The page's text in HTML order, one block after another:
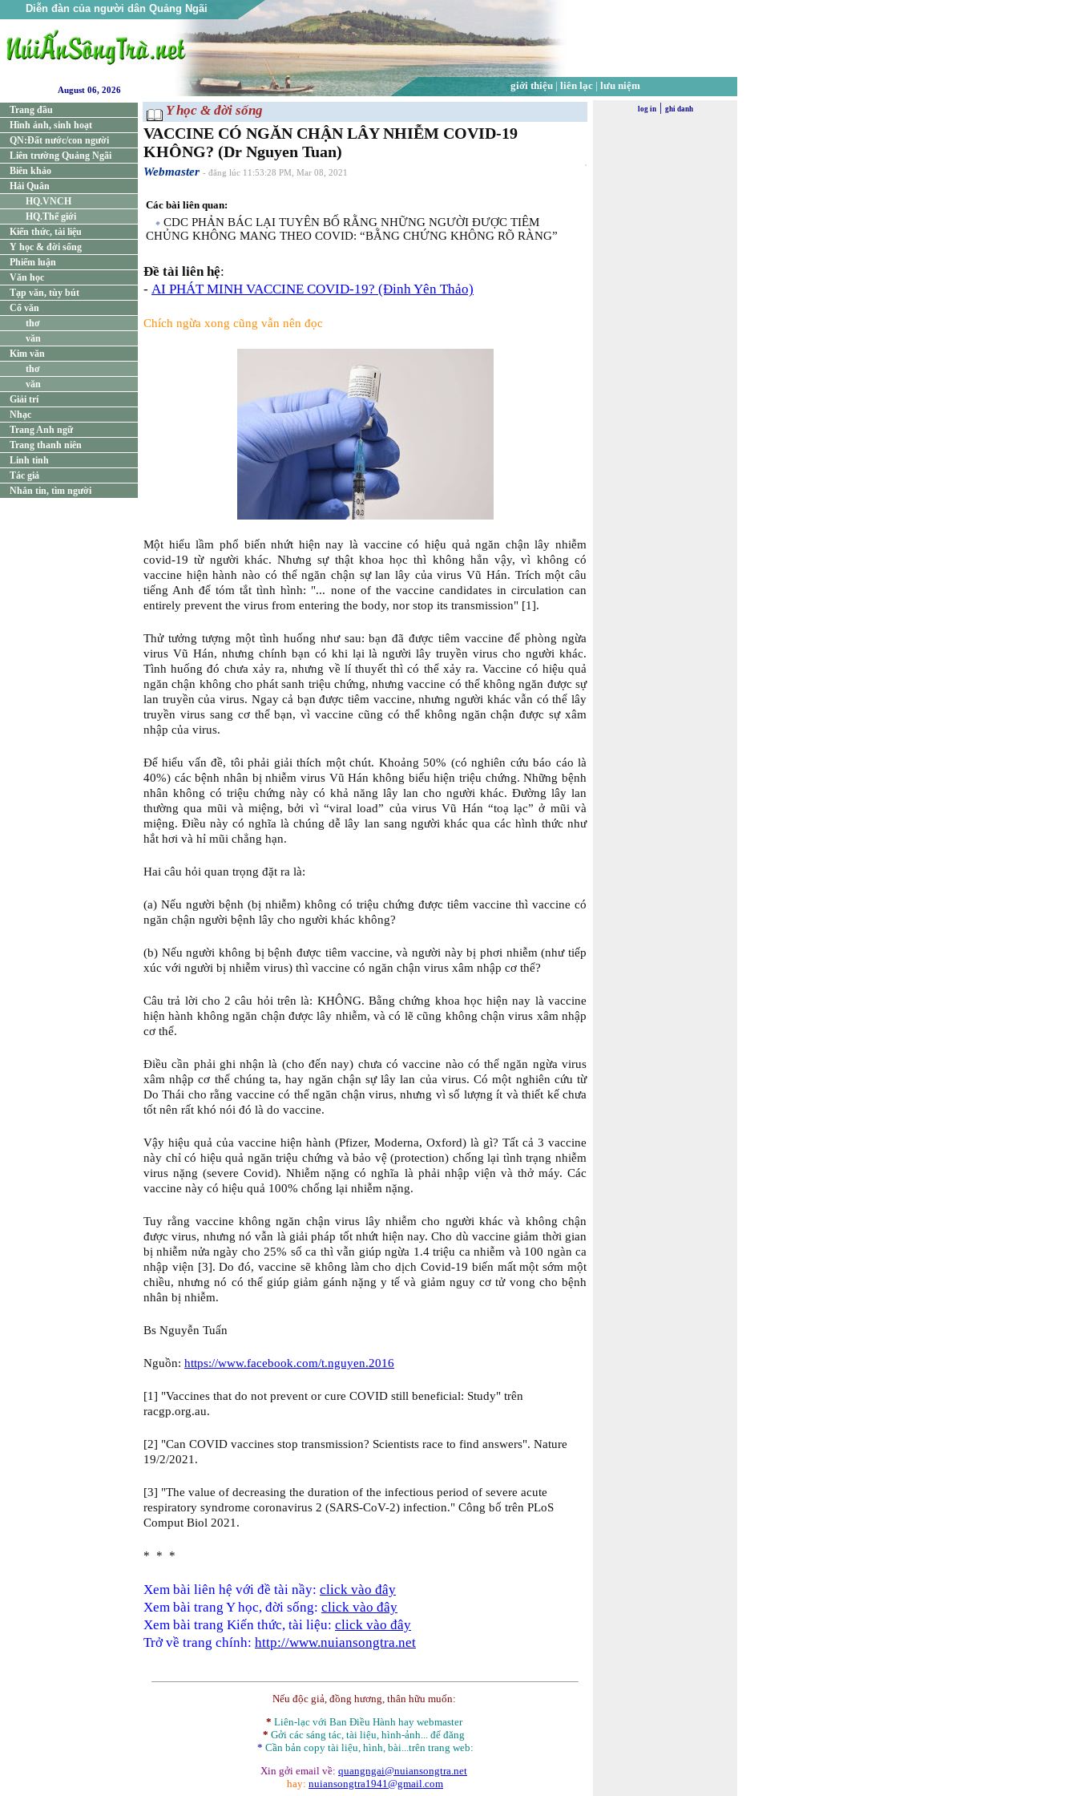
Diễn đàn của người dân Quảng Ngãi
giới thiệu| liên lạc| lưu niệm
August 06, 2026
Trang đầu
Hình ảnh, sinh hoạt
QN:Đất nước/con người
Liên trường Quảng Ngãi
Biên khảo
Hải Quân
HQ.VNCH
HQ.Thế giới
Kiến thức, tài liệu
Y học & đời sống
Phiếm luận
Văn học
Tạp văn, tùy bút
Cổ văn
thơ
văn
Kim văn
thơ
văn
Giải trí
Nhạc
Trang Anh ngữ
Trang thanh niên
Linh tinh
Tác giả
Nhắn tin, tìm người
Y học & đời sống
VACCINE CÓ NGĂN CHẬN LÂY NHIỄM COVID-19
KHÔNG? (Dr Nguyen Tuan)
Webmaster - đăng lúc 11:53:28 PM, Mar 08, 2021
Các bài liên quan:
CDC PHẢN BÁC LẠI TUYÊN BỐ RẰNG NHỮNG NGƯỜI ĐƯỢC TIÊM
CHỦNG KHÔNG MANG THEO COVID: “BẰNG CHỨNG KHÔNG RÕ RÀNG”
Đề tài liên hệ:
- AI PHÁT MINH VACCINE COVID-19? (Đinh Yên Thảo)
Chích ngừa xong cũng vẫn nên đọc
Một hiểu lầm phổ biến nhứt hiện nay là vaccine có hiệu quả ngăn chận lây nhiễm
covid-19 từ người khác. Nhưng sự thật khoa học thì không hẳn vậy, vì không có
vaccine hiện hành nào có thể ngăn chận sự lan lây của virus Vũ Hán. Trích một câu
tiếng Anh để tóm tắt tình hình: "... none of the vaccine candidates in circulation can
entirely prevent the virus from entering the body, nor stop its transmission" [1].
Thử tưởng tượng một tình huống như sau: bạn đã được tiêm vaccine để phòng ngừa
virus Vũ Hán, nhưng chính bạn có khi lại là người lây truyền virus cho người khác.
Tình huống đó chưa xảy ra, nhưng về lí thuyết thì có thể xảy ra. Vaccine có hiệu quả
ngăn chận không cho phát sanh triệu chứng, nhưng vaccine có thể không ngăn được sự
lan truyền của virus. Ngay cả bạn được tiêm vaccine, nhưng người khác vẫn có thể lây
truyền virus sang cơ thể bạn, vì vaccine cũng có thể không ngăn chận được sự xâm
nhập của virus.
Để hiểu vấn đề, tôi phải giải thích một chút. Khoảng 50% (có nghiên cứu báo cáo là
40%) các bệnh nhân bị nhiễm virus Vũ Hán không biểu hiện triệu chứng. Những bệnh
nhân không có triệu chứng này có khả năng lây lan cho người khác. Đường lây lan
thường qua mũi và miệng, bởi vì “viral load” của virus Vũ Hán “toạ lạc” ở mũi và
miệng. Điều này có nghĩa là chúng dễ lây lan sang người khác qua các hình thức như
hắt hơi và hỉ mũi chẳng hạn.
Hai câu hỏi quan trọng đặt ra là:
(a) Nếu người bệnh (bị nhiễm) không có triệu chứng được tiêm vaccine thì vaccine có
ngăn chận người bệnh lây cho người khác không?
(b) Nếu người không bị bệnh được tiêm vaccine, và người này bị phơi nhiễm (như tiếp
xúc với người bị nhiễm virus) thì vaccine có ngăn chận virus xâm nhập cơ thể?
Câu trả lời cho 2 câu hỏi trên là: KHÔNG. Bằng chứng khoa học hiện nay là vaccine
hiện hành không ngăn chận được lây nhiễm, và có lẽ cũng không chận virus xâm nhập
cơ thể.
Điều cần phải ghi nhận là (cho đến nay) chưa có vaccine nào có thể ngăn ngừa virus
xâm nhập cơ thể chúng ta, hay ngăn chận sự lây lan của virus. Có một nghiên cứu từ
Do Thái cho rằng vaccine có thể ngăn chận virus, nhưng vì số lượng ít và thiết kế chưa
tốt nên rất khó nói đó là do vaccine.
Vậy hiệu quả của vaccine hiện hành (Pfizer, Moderna, Oxford) là gì? Tất cả 3 vaccine
này chỉ có hiệu quả ngăn triệu chứng và bảo vệ (protection) chống lại tình trạng nhiễm
virus nặng (severe Covid). Nhiễm nặng có nghĩa là phải nhập viện và thở máy. Các
vaccine này có hiệu quả 100% chống lại nhiễm nặng.
Tuy rằng vaccine không ngăn chận virus lây nhiễm cho người khác và không chận
được virus, nhưng nó vẫn là giải pháp tốt nhứt hiện nay. Cho dù vaccine giảm thời gian
bị nhiễm nửa ngày cho 25% số ca thì vẫn giúp ngừa 1.4 triệu ca nhiễm và 100 ngàn ca
nhập viện [3]. Do đó, vaccine sẽ không làm cho dịch Covid-19 biến mất một sớm một
chiều, nhưng nó có thể giúp giảm gánh nặng y tế và giảm nguy cơ tử vong cho bệnh
nhân bị nhiễm.
Bs Nguyễn Tuấn
Nguồn: https://www.facebook.com/t.nguyen.2016
[1] "Vaccines that do not prevent or cure COVID still beneficial: Study" trên
racgp.org.au.
[2] "Can COVID vaccines stop transmission? Scientists race to find answers". Nature
19/2/2021.
[3] "The value of decreasing the duration of the infectious period of severe acute
respiratory syndrome coronavirus 2 (SARS-CoV-2) infection." Công bố trên PLoS
Comput Biol 2021.
* * *
Xem bài liên hệ với đề tài nầy: click vào đây
Xem bài trang Y học, đời sống: click vào đây
Xem bài trang Kiến thức, tài liệu: click vào đây
Trở về trang chính: http://www.nuiansongtra.net
Nếu độc giả, đồng hương, thân hữu muốn:
* Liên-lạc với Ban Điều Hành hay webmaster
* Gởi các sáng tác, tài liệu, hình-ảnh... để đăng
* Cần bản copy tài liệu, hình, bài...trên trang web:
Xin gởi email về: quangngai@nuiansongtra.net
hay: nuiansongtra1941@gmail.com
log in| ghi danh